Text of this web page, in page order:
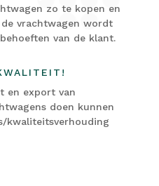
zo te kopen en
vrachtwagen wordt
van de klant.
en export van
doen kunnen
kwaliteitsverhouding